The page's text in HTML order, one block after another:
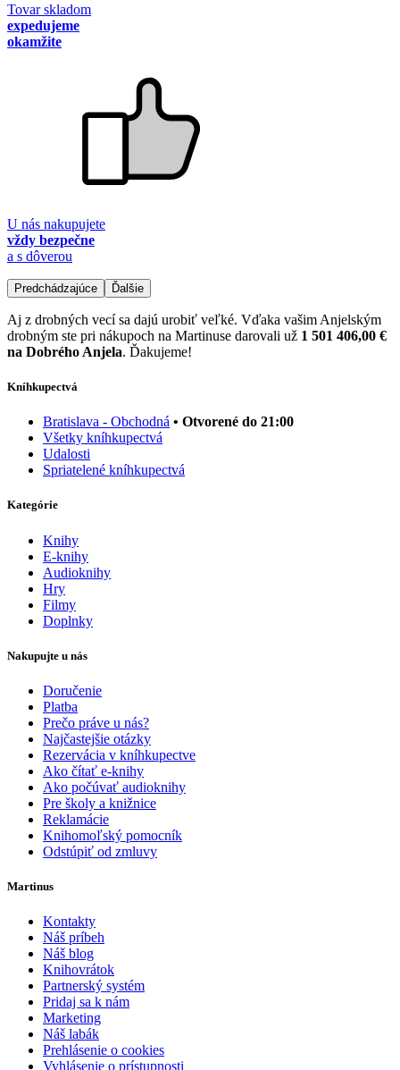
Tovar skladom
expedujeme
okamžite
U nás nakupujete
vždy bezpečne
a s dôverou
Predchádzajúce Ďalšie
Aj z drobných vecí sa dajú urobiť veľké. Vďaka vašim Anjelským
drobným ste pri nákupoch na Martinuse darovali už 1 501 406,00 €
na Dobrého Anjela. Ďakujeme!
Kníhkupectvá
Bratislava - Obchodná • Otvorené do 21:00
Všetky kníhkupectvá
Udalosti
Spriatelené kníhkupectvá
Kategórie
Knihy
E-knihy
Audioknihy
Hry
Filmy
Doplnky
Nakupujte u nás
Doručenie
Platba
Prečo práve u nás?
Najčastejšie otázky
Rezervácia v kníhkupectve
Ako čítať e-knihy
Ako počúvať audioknihy
Pre školy a knižnice
Reklamácie
Knihomoľský pomocník
Odstúpiť od zmluvy
Martinus
Kontakty
Náš príbeh
Náš blog
Knihovrátok
Partnerský systém
Pridaj sa k nám
Marketing
Náš labák
Prehlásenie o cookies
Vyhlásenie o prístupnosti